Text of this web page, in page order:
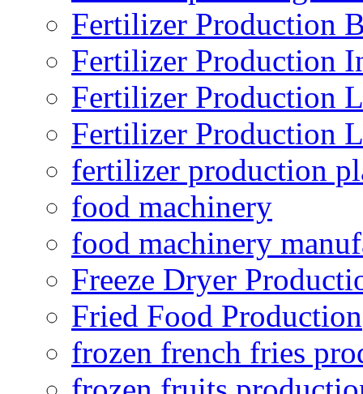
Fertilizer Production
Fertilizer Production
Fertilizer Production
Fertilizer Production
fertilizer production
food machinery
food machinery
Freeze Dryer
Fried Food Production
frozen french fries